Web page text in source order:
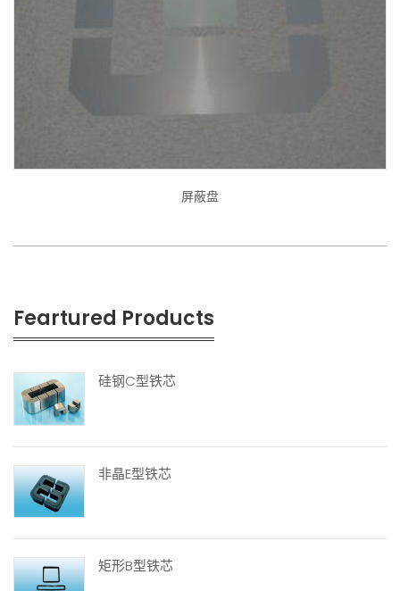
屏蔽盘
Feartured Products
硅钢C型铁芯
非晶E型铁芯
矩形B型铁芯